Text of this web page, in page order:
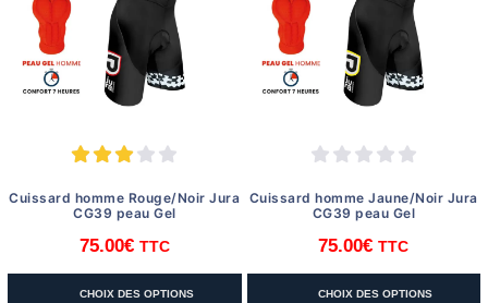
choisies
sur
page
produit
choisies
sur
page
produit
Cuissard homme Rouge/Noir Jura
CG39 peau Gel
75.00€ TTC
CHOIX DES OPTIONS
Ce
Cuissard homme Jaune/Noir Jura
CG39 peau Gel
75.00€ TTC
CHOIX DES OPTIONS
Ce